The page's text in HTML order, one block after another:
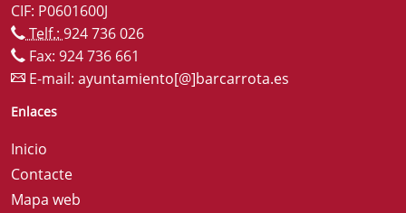
CIF: P0601600J
Telf.: 924 736 026
Fax: 924 736 661
E-mail: ayuntamiento[@]barcarrota.es
Enlaces
Inicio
Contacte
Mapa web